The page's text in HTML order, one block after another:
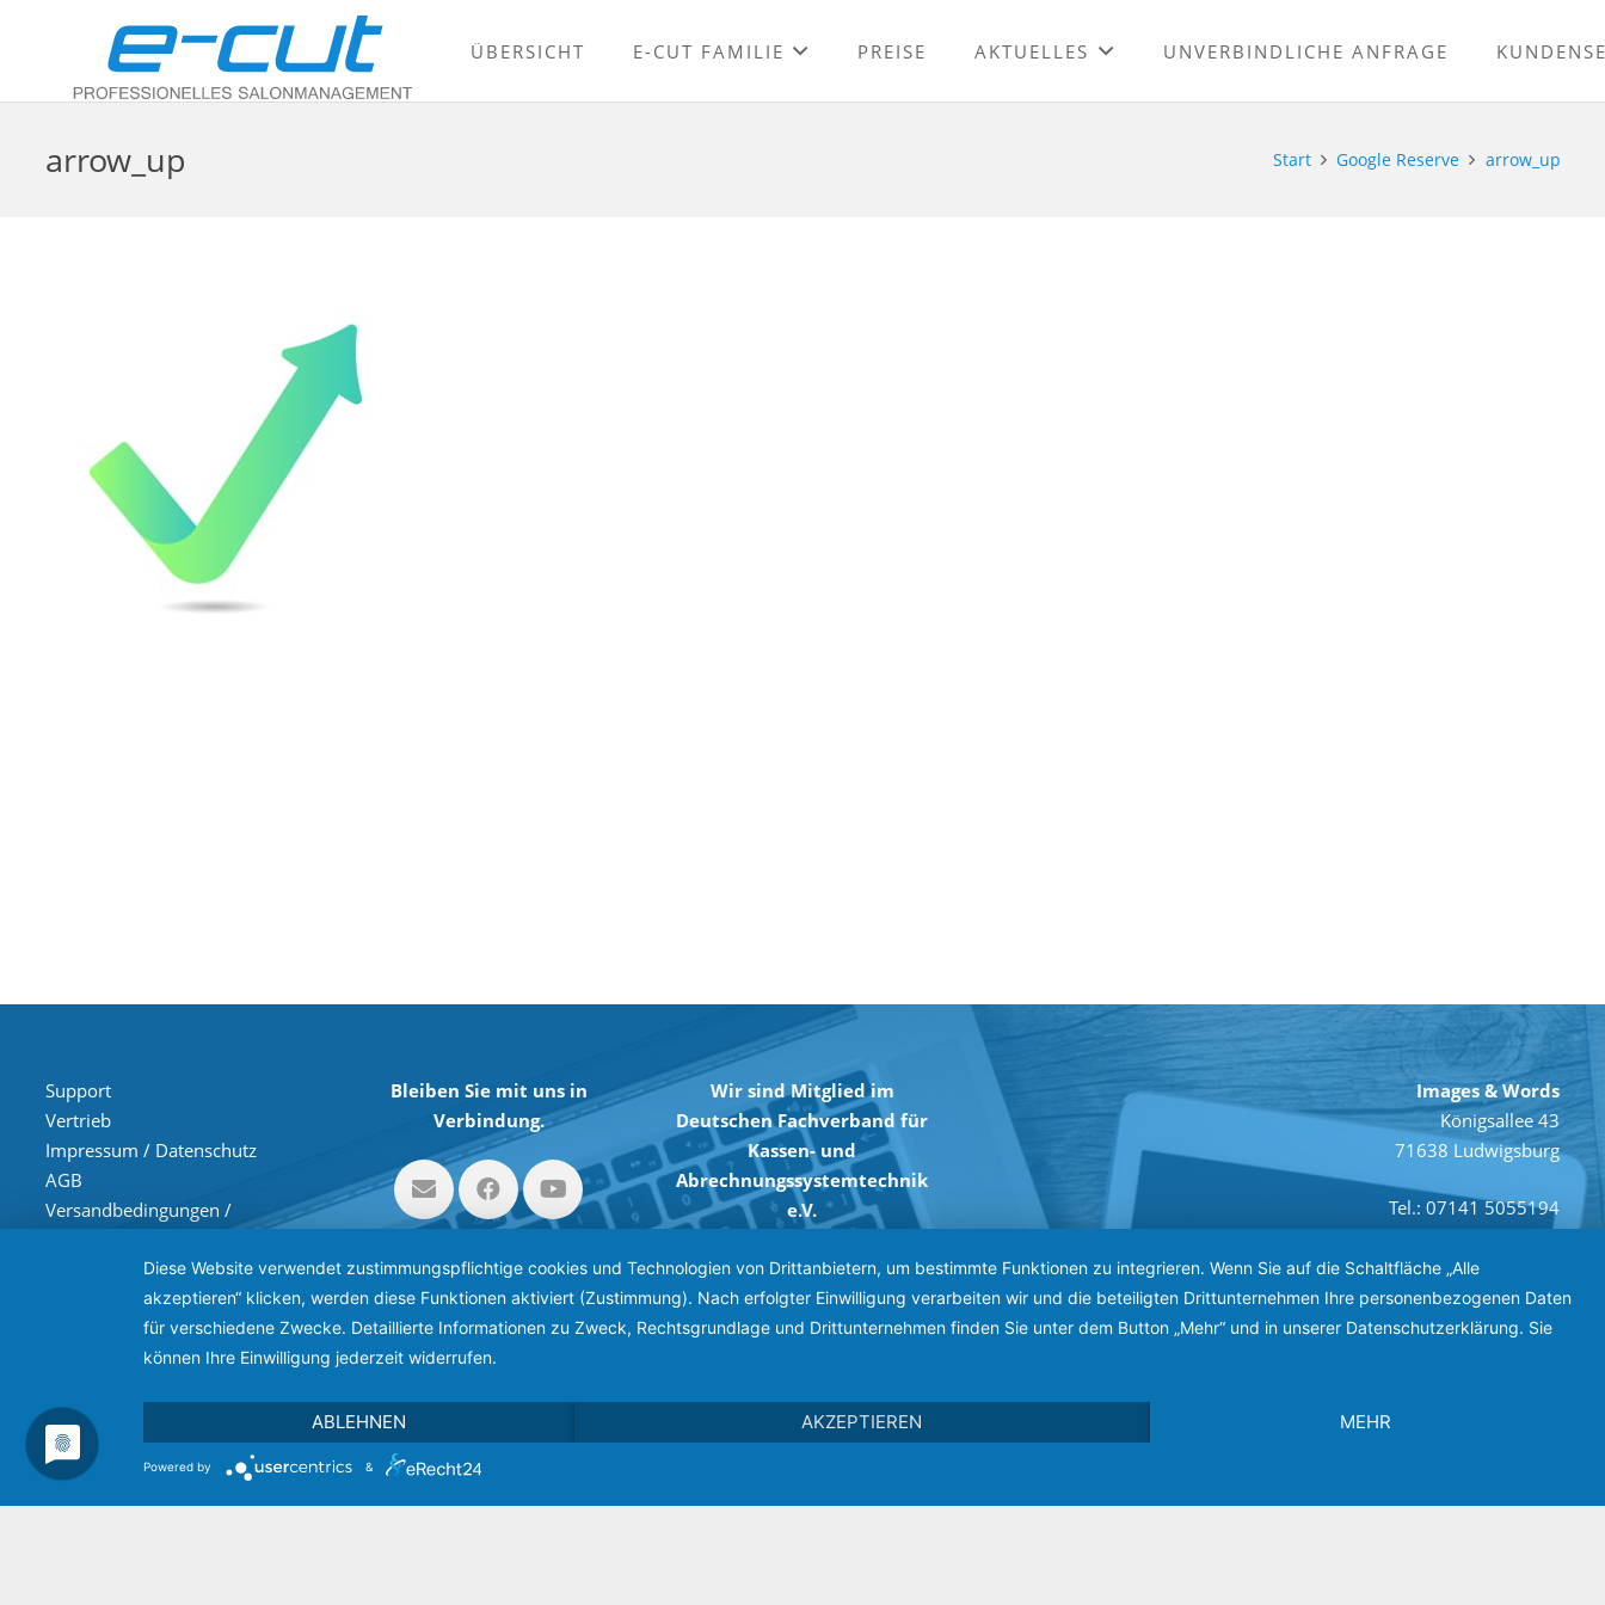
ÜBERSICHT E-CUT FAMILIE PREISE AKTUELLES UNVERBINDLICHE ANFRAGE
arrow_up Start Google Reserve arrow_up
Support
Vertrieb
Impressum / Datenschutz
AGB
Versandbedingungen /
Bleiben Sie mit uns in
Verbindung.
Copyright © 2026 Images & Words.
e-cut ist ein Produkt der Images & Words GmbH
Wir sind Mitglied im
Deutschen Fachverband für
Kassen- und
Abrechnungssystemtechnik
e.V.
Images & Words
Königsallee 43
71638 Ludwigsburg
Tel.: 07141 5055194
E-Mail: info@e-cut.de
Diese Website verwendet zustimmungspflichtige cookies und Technologien von Drittanbietern, um bestimmte Funktionen zu integrieren. Wenn Sie auf die Schaltfläche „Alle
akzeptieren“ klicken, werden diese Funktionen aktiviert (Zustimmung). Nach erfolgter Einwilligung verarbeiten wir und die beteiligten Drittunternehmen Ihre personenbezogenen Daten
für verschiedene Zwecke. Detaillierte Informationen zu Zweck, Rechtsgrundlage und Drittunternehmen finden Sie unter dem Button „Mehr“ und in unserer Datenschutzerklärung. Sie
können Ihre Einwilligung jederzeit widerrufen.
ABLEHNEN AKZEPTIEREN MEHR
Powered by &